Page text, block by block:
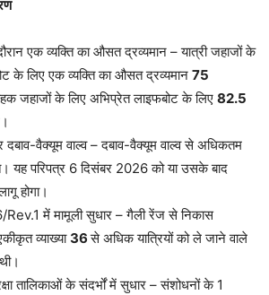
एक व्यक्ति का औसत द्रव्यमान – यात्री जहाजों के
के लिए एक व्यक्ति का औसत द्रव्यमान 75
जहाजों के लिए अभिप्रेत लाइफबोट के लिए 82.5
दबाव-वैक्यूम वाल्व – दबाव-वैक्यूम वाल्व से अधिकतम
यह परिपत्र 6 दिसंबर 2026 को या उसके बाद
होगा।
में मामूली सुधार – गैली रेंज से निकास
व्याख्या 36से अधिक यात्रियों को ले जाने वाले
तालिकाओं के संदर्भों में सुधार – संशोधनों के 1